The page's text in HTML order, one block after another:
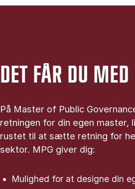
DET FÅR DU
På Master of Public
retningen for din egen master,
rustet til at sætte retning for
sektor. MPG giver dig:
Mulighed for at designe din